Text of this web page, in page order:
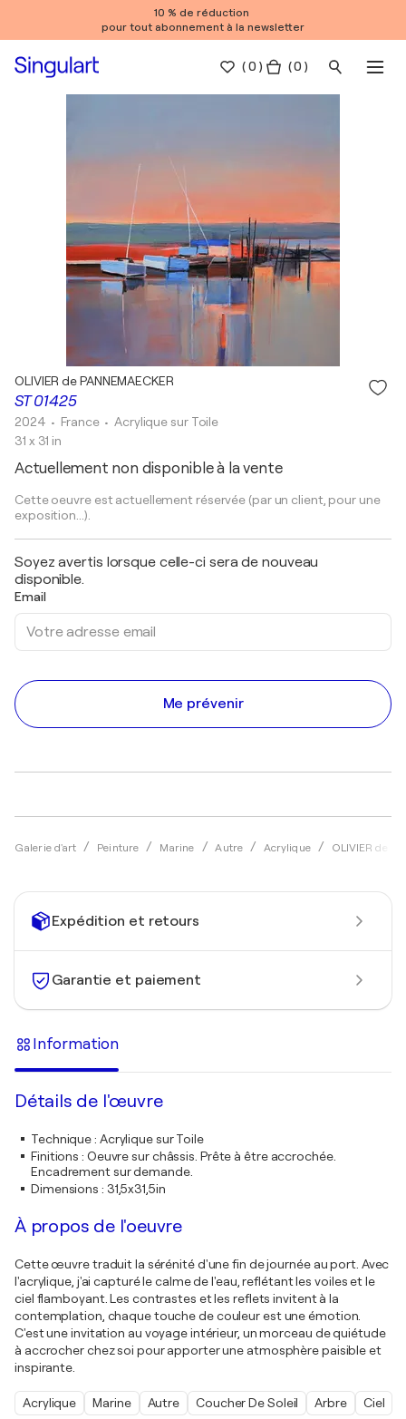
10 % de réduction
pour tout abonnement à la newsletter
(0 ) ( 0 )
Galerie d'art Peinture Marine Autre Acrylique OLIVIER de
ST 01425
OLIVIER de PANNEMAECKER
2024 • France •Acrylique sur Toile
31 x 31 in
Actuellement non disponible à la vente
Cette oeuvre est actuellement réservée (par un client, pour une
exposition...).
Soyez avertis lorsque celle-ci sera de nouveau
disponible.
Email
Me prévenir
Expédition et retours
Garantie et paiement
Information
Détails de l'œuvre
Technique: Acrylique sur Toile
Finitions : Oeuvre sur châssis. Prête à être accrochée.
Encadrement sur demande.
Dimensions : 31,5x31,5in
À propos de l'oeuvre
Cette œuvre traduit la sérénité d'une fin de journée au port. Avec
l'acrylique, j'ai capturé le calme de l'eau, reflétant les voiles et le
ciel flamboyant. Les contrastes et les reflets invitent à la
contemplation, chaque touche de couleur est une émotion.
C'est une invitation au voyage intérieur, un morceau de quiétude
à accrocher chez soi pour apporter une atmosphère paisible et
inspirante.
Acrylique Marine Autre Coucher De Soleil Arbre Ciel